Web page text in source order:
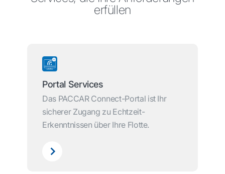
erfüllen
Portal Services
Das PACCAR Connect-Portal ist Ihr
sicherer Zugang zu Echtzeit-
Erkenntnissen über Ihre Flotte.